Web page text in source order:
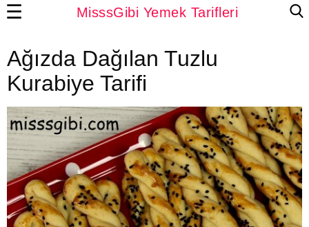
MisssGibi Yemek Tarifleri
☰
Ağızda Dağılan Tuzlu
Kurabiye Tarifi